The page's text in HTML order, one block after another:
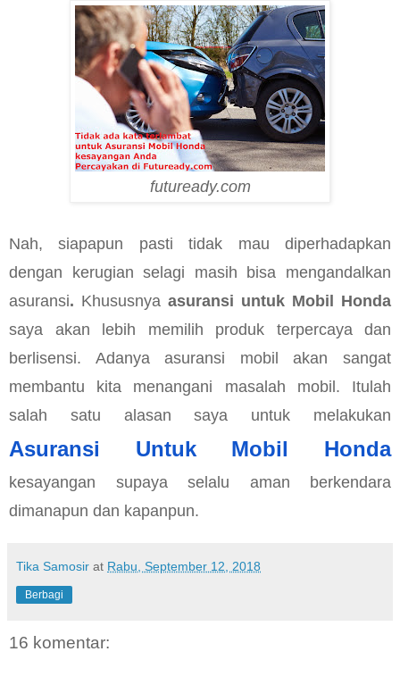
futuready.com
Nah, siapapun pasti tidak mau diperhadapkan
dengan kerugian selagi masih bisa mengandalkan
asuransi. Khususnya
saya akan lebih memilih produk terpercaya dan
berlisensi. Adanya asuransi mobil akan sangat
membantu kita menangani masalah mobil. Itulah
Asuransi Untuk Mobil Honda
kesayangan supaya selalu aman berkendara
dimanapun dan kapanpun.
Tika Samosir at Rabu, September 12, 2018
Berbagi
16 komentar: